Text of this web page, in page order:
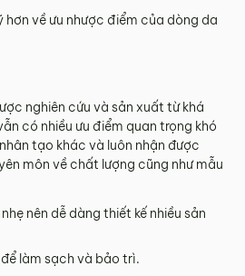
hơn về ưu nhược điểm của dòng da
nghiên cứu và sản xuất từ ​​khá
có nhiều ưu điểm quan trọng khó
tạo khác và luôn nhận được
môn về chất lượng cũng như mẫu
nên dễ dàng thiết kế nhiều sản
làm sạch và bảo trì.